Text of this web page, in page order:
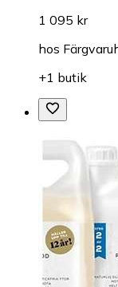
1 095 kr
hos
+1 butik